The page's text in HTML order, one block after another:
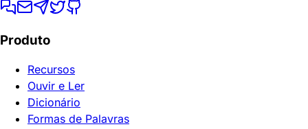
Produto
Recursos
Ouvir e Ler
Dicionário
Formas de Palavras